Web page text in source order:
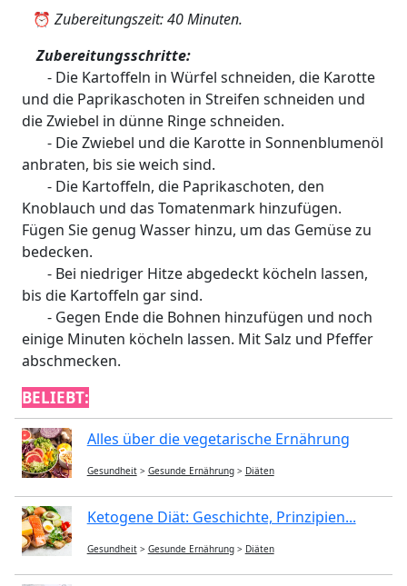
⏰ Zubereitungszeit: 40 Minuten.
Zubereitungsschritte:
- Die Kartoffeln in Würfel schneiden, die Karotte
und die Paprikaschoten in Streifen schneiden und
die Zwiebel in dünne Ringe schneiden.
- Die Zwiebel und die Karotte in Sonnenblumenöl
anbraten, bis sie weich sind.
- Die Kartoffeln, die Paprikaschoten, den
Knoblauch und das Tomatenmark hinzufügen.
Fügen Sie genug Wasser hinzu, um das Gemüse zu
bedecken.
- Bei niedriger Hitze abgedeckt köcheln lassen,
bis die Kartoffeln gar sind.
- Gegen Ende die Bohnen hinzufügen und noch
einige Minuten köcheln lassen. Mit Salz und Pfeffer
abschmecken.
BELIEBT:
Alles über die vegetarische Ernährung
Gesundheit > Gesunde Ernährung > Diäten
Ketogene Diät: Geschichte, Prinzipien...
Gesundheit > Gesunde Ernährung > Diäten